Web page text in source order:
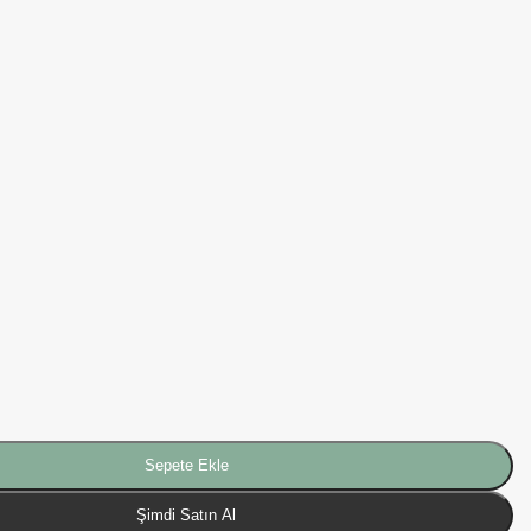
Sepete Ekle
Şimdi Satın Al